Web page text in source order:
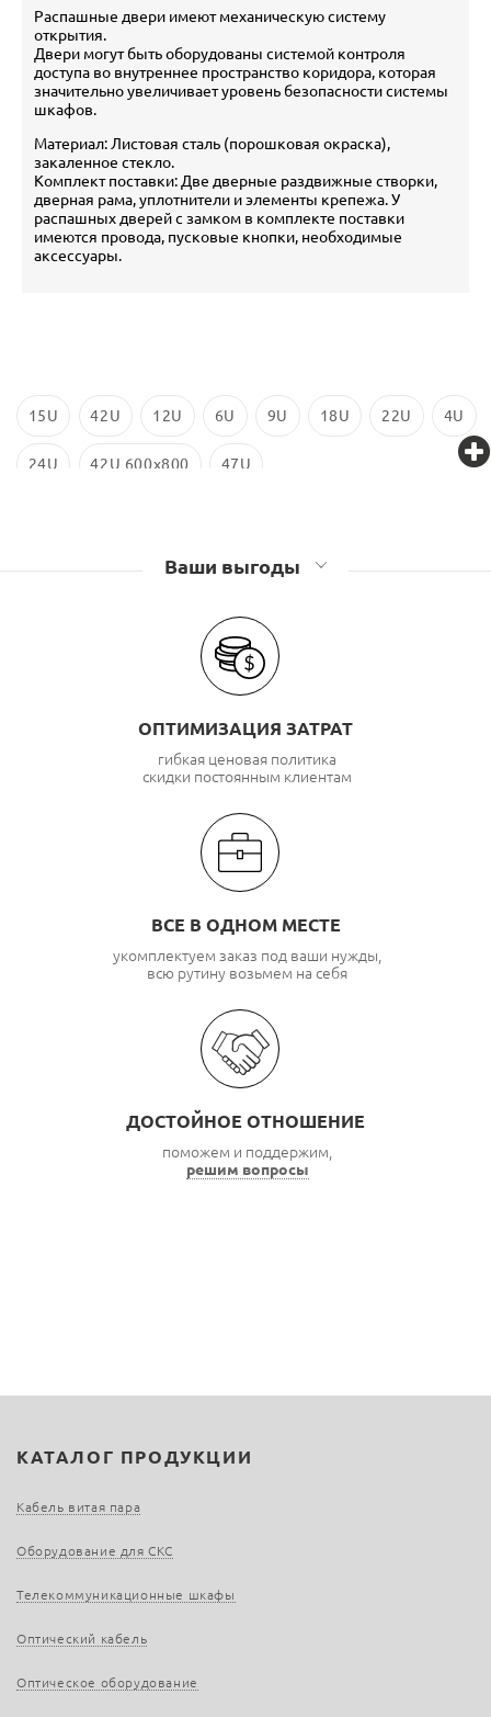
Распашные двери имеют механическую систему
открытия.
Двери могут быть оборудованы системой контроля
доступа во внутреннее пространство коридора, которая
значительно увеличивает уровень безопасности системы
шкафов.
Материал: Листовая сталь (порошковая окраска),
закаленное стекло.
Комплект поставки: Две дверные раздвижные створки,
дверная рама, уплотнители и элементы крепежа. У
распашных дверей с замком в комплекте поставки
имеются провода, пусковые кнопки, необходимые
аксессуары.
15U 42U 12U 6U 9U 18U 22U 4U
24U 42U 600x800 47U
Ваши выгоды
ОПТИМИЗАЦИЯ ЗАТРАТ
гибкая ценовая политика
скидки постоянным клиентам
ВСЕ В ОДНОМ МЕСТЕ
укомплектуем заказ под ваши нужды,
всю рутину возьмем на себя
ДОСТОЙНОЕ ОТНОШЕНИЕ
поможем и поддержим,
решим вопросы
КАТАЛОГ ПРОДУКЦИИ
Кабель витая пара
Оборудование для СКС
Телекоммуникационные шкафы
Оптический кабель
Оптическое оборудование